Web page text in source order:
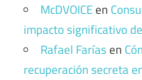
McDVOICEen
impacto significativo
Rafael Faríasen
recuperación secreta